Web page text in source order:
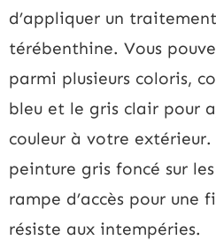
d’appliquer un
térébenthine. Vous
parmi plusieurs coloris,
bleu et le gris clair pour
couleur à votre
peinture gris foncé sur
rampe d’accès pour
résiste aux intempéries.